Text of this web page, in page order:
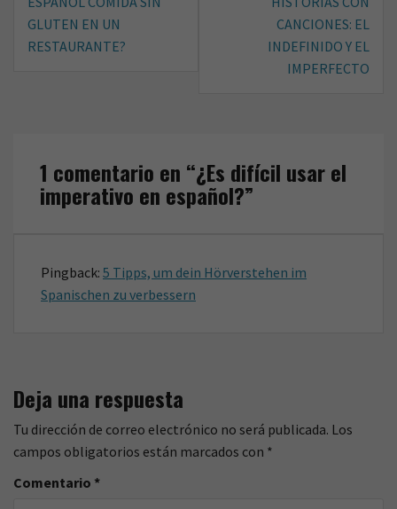
entradas
GLUTEN EN UN
RESTAURANTE?
CANCIONES: EL
INDEFINIDO Y EL
IMPERFECTO
1 comentario en “¿Es difícil usar el
imperativo en español?”
Pingback: 5 Tipps, um dein Hörverstehen im
Spanischen zu verbessern
Deja una respuesta
Tu dirección de correo electrónico no será publicada. Los
campos obligatorios están marcados con *
Comentario *